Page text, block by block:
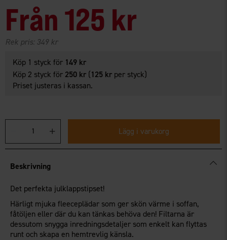
Från 125 kr
Rek pris: 349 kr
Köp 1 styck för 149 kr
Köp 2 styck för 250 kr (125 kr per styck)
Priset justeras i kassan.
Lägg i varukorg
Beskrivning
Det perfekta julklappstipset!
Härligt mjuka fleeceplädar som ger skön värme i soffan,
fåtöljen eller där du kan tänkas behöva den! Filtarna är
dessutom snygga inredningsdetaljer som enkelt kan flyttas
runt och skapa en hemtrevlig känsla.